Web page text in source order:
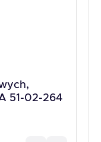
51-02-264